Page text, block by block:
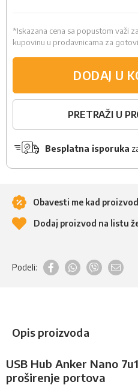
*Iskazana cena sa popustom važi
kupovinu u prodavnicama za
DODAJ U
PRETRAŽI U
Besplatna isporuka
Obavesti me kad
Dodaj proizvod na listu
Podeli:
Opis proizvoda
USB Hub Anker Nano
proširenje portova